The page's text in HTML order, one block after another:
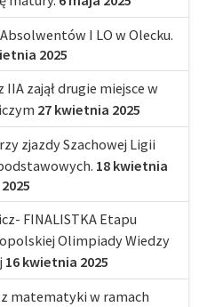
I LO w Olecku.
2025
zajął drugie miejsce w
27 kwietnia 2025
zjazdy Szachowej Ligii
18 kwietnia
2025
FINALISTKA Etapu
Olimpiady Wiedzy
16 kwietnia 2025
matematyki w ramach